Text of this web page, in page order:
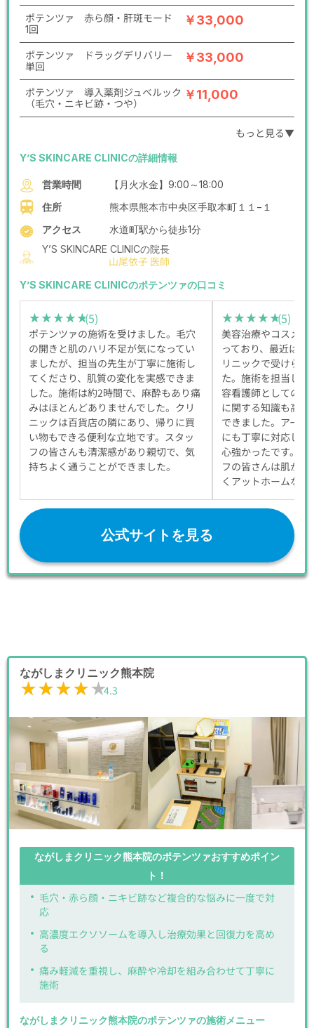
ポテンツァ 赤ら顔・肝斑モード
1回
￥33,000
ポテンツァ ドラッグデリバリー
単回
￥33,000
ポテンツァ 導入薬剤ジュベルック
（毛穴・ニキビ跡・つや）
￥11,000
もっと見る▼
Y’S SKINCARE CLINICの詳細情報
営業時間
【月火水金】9:00～18:00
住所
熊本県熊本市中央区手取本町１１−１
アクセス
水道町駅から徒歩1分
Y’S SKINCARE CLINICの院長
山尾依子 医師
Y’S SKINCARE CLINICのポテンツァの口コミ
★★★★★
★★★★★(5)
ポテンツァの施術を受けました。毛穴
の開きと肌のハリ不足が気になってい
ましたが、担当の先生が丁寧に施術し
てくださり、肌質の変化を実感できま
した。施術は約2時間で、麻酔もあり痛
みはほとんどありませんでした。クリ
ニックは百貨店の隣にあり、帰りに買
い物もできる便利な立地です。スタッ
フの皆さんも清潔感があり親切で、気
持ちよく通うことができました。
★★★★★
★★★★★(5)
美容治療やコスメの
っており、最近はア
リニックで受けら
た。施術を担当し
容看護師としての経
に関する知識も高
できました。アート
にも丁寧に対応して
心強かったです。担
フの皆さんは肌が
くアットホームな雰
公式サイトを見る
ながしまクリニック熊本院
★★★★★
★★★★★4.3
ながしまクリニック熊本院のポテンツァおすすめポイン
ト！
毛穴・赤ら顔・ニキビ跡など複合的な悩みに一度で対
応
高濃度エクソソームを導入し治療効果と回復力を高め
る
痛み軽減を重視し、麻酔や冷却を組み合わせて丁寧に
施術
ながしまクリニック熊本院のポテンツァの施術メニュー